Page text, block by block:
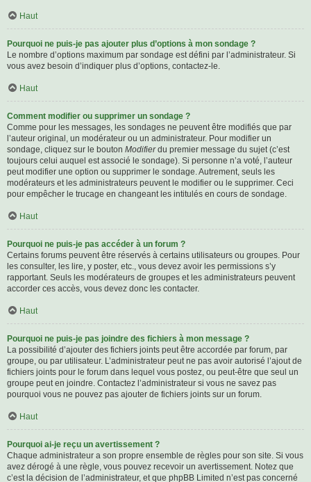
Haut
Pourquoi ne puis-je pas ajouter plus d’options à mon sondage ?
Le nombre d’options maximum par sondage est défini par l’administrateur. Si
vous avez besoin d’indiquer plus d’options, contactez-le.
Haut
Comment modifier ou supprimer un sondage ?
Comme pour les messages, les sondages ne peuvent être modifiés que par
l’auteur original, un modérateur ou un administrateur. Pour modifier un
sondage, cliquez sur le bouton Modifierdu premier message du sujet (c’est
toujours celui auquel est associé le sondage). Si personne n’a voté, l’auteur
peut modifier une option ou supprimer le sondage. Autrement, seuls les
modérateurs et les administrateurs peuvent le modifier ou le supprimer. Ceci
pour empêcher le trucage en changeant les intitulés en cours de sondage.
Haut
Pourquoi ne puis-je pas accéder à un forum ?
Certains forums peuvent être réservés à certains utilisateurs ou groupes. Pour
les consulter, les lire, y poster, etc., vous devez avoir les permissions s’y
rapportant. Seuls les modérateurs de groupes et les administrateurs peuvent
accorder ces accès, vous devez donc les contacter.
Haut
Pourquoi ne puis-je pas joindre des fichiers à mon message ?
La possibilité d’ajouter des fichiers joints peut être accordée par forum, par
groupe, ou par utilisateur. L’administrateur peut ne pas avoir autorisé l’ajout de
fichiers joints pour le forum dans lequel vous postez, ou peut-être que seul un
groupe peut en joindre. Contactez l’administrateur si vous ne savez pas
pourquoi vous ne pouvez pas ajouter de fichiers joints sur un forum.
Haut
Pourquoi ai-je reçu un avertissement ?
Chaque administrateur a son propre ensemble de règles pour son site. Si vous
avez dérogé à une règle, vous pouvez recevoir un avertissement. Notez que
c’est la décision de l’administrateur, et que phpBB Limited n’est pas concerné